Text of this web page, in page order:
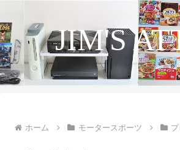
JIM'S
ホーム モータースポーツ